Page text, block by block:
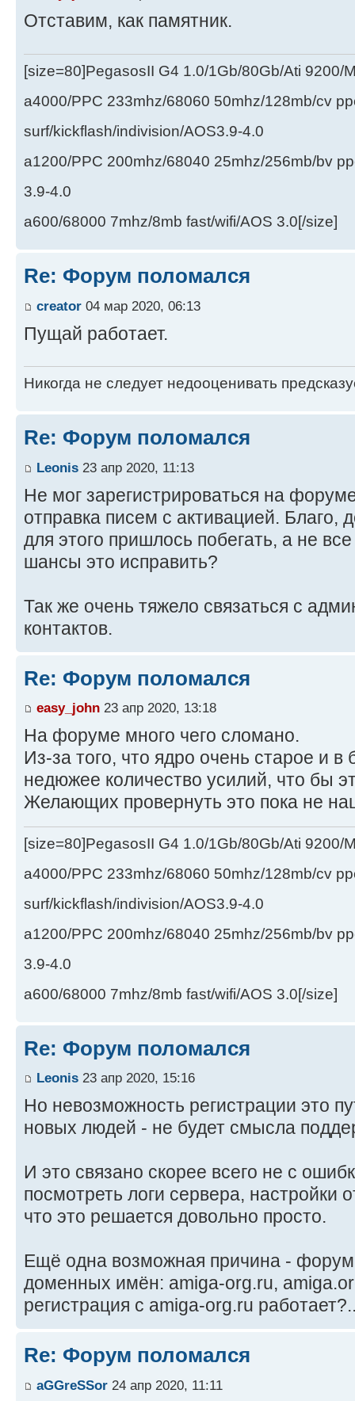
Отставим, как памятник.
[size=80]PegasosII G4 1.0/1Gb/80Gb/Ati 9200/
a4000/PPC 233mhz/68060 50mhz/128mb/cv
surf/kickflash/indivision/AOS3.9-4.0
a1200/PPC 200mhz/68040 25mhz/256mb/bv
3.9-4.0
a600/68000 7mhz/8mb fast/wifi/AOS 3.0[/size]
Re: Форум поломался
creator 04 мар 2020, 06:13
Пущай работает.
Никогда не следует недооценивать
Re: Форум поломался
Leonis 23 апр 2020, 11:13
Не мог зарегистрироваться на
отправка писем с активацией. Благо,
для этого пришлось побегать, а не
шансы это исправить?
Так же очень тяжело связаться с
контактов.
Re: Форум поломался
easy_john 23 апр 2020, 13:18
На форуме много чего сломано.
Из-за того, что ядро очень старое и в
недюжее количество усилий, что бы
Желающих провернуть это пока не
[size=80]PegasosII G4 1.0/1Gb/80Gb/Ati 9200/
a4000/PPC 233mhz/68060 50mhz/128mb/cv
surf/kickflash/indivision/AOS3.9-4.0
a1200/PPC 200mhz/68040 25mhz/256mb/bv
3.9-4.0
a600/68000 7mhz/8mb fast/wifi/AOS 3.0[/size]
Re: Форум поломался
Leonis 23 апр 2020, 15:16
Но невозможность регистрации это
новых людей - не будет смысла
И это связано скорее всего не с
посмотреть логи сервера, настройки
что это решается довольно просто.
Ещё одна возможная причина -
доменных имён: amiga-org.ru,
регистрация с amiga-org.ru
Re: Форум поломался
aGGreSSor 24 апр 2020, 11:11